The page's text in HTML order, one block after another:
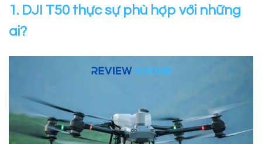
1. DJI T50 thực sự phù hợp với những
ai?